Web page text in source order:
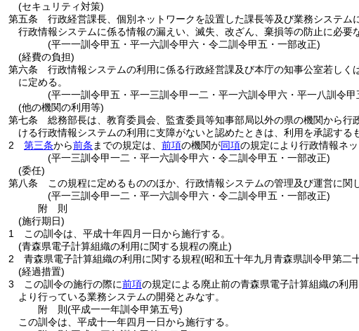
(セキュリティ対策)
第五条
行政経営課長、個別ネットワークを設置した課長等及び業務システ
行政情報システムに係る情報の漏えい、滅失、改ざん、棄損等の防止に必要
(平一一訓令甲五・平一六訓令甲六・令二訓令甲五・一部改正)
(経費の負担)
第六条
行政情報システムの利用に係る行政経営課及び本庁の知事公室若し
に定める。
(平一一訓令甲五・平一三訓令甲一二・平一六訓令甲六・平一八訓令
(他の機関の利用等)
第七条
総務部長は、教育委員会、監査委員等知事部局以外の県の機関から
ける行政情報システムの利用に支障がないと認めたときは、利用を承認する
2
第三条から前条 までの規定は、 前項の機関が同項の規定により行政情報ネ
(平一三訓令甲一二・平一六訓令甲六・令二訓令甲五・一部改正)
(委任)
第八条
この規程に定めるもののほか、行政情報システムの管理及び運営に関
(平一三訓令甲一二・平一六訓令甲六・令二訓令甲五・一部改正)
附 則
(施行期日)
1
この訓令は、平成十年四月一日から施行する。
(青森県電子計算組織の利用に関する規程の廃止)
2
青森県電子計算組織の利用に関する規程(昭和五十年九月青森県訓令甲第二
(経過措置)
3
この訓令の施行の際に前項の規定による廃止前の青森県電子計算組織の利
より行っている業務システムの開発とみなす。
附 則(平成一一年訓令甲第五号)
この訓令は、平成十一年四月一日から施行する。